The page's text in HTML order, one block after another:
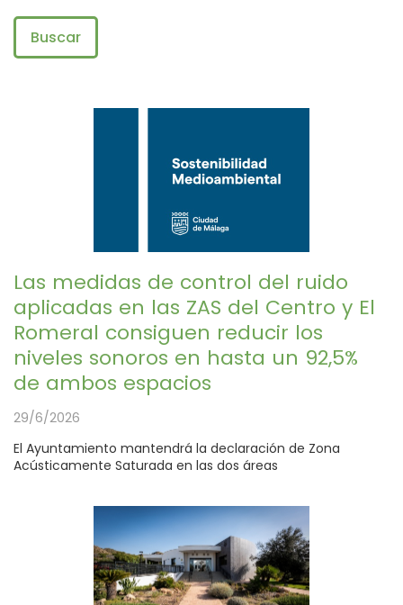
Buscar
Las medidas de control del ruido
aplicadas en las ZAS del Centro y El
Romeral consiguen reducir los
niveles sonoros en hasta un 92,5%
de ambos espacios
29/6/2026
El Ayuntamiento mantendrá la declaración de Zona
Acústicamente Saturada en las dos áreas